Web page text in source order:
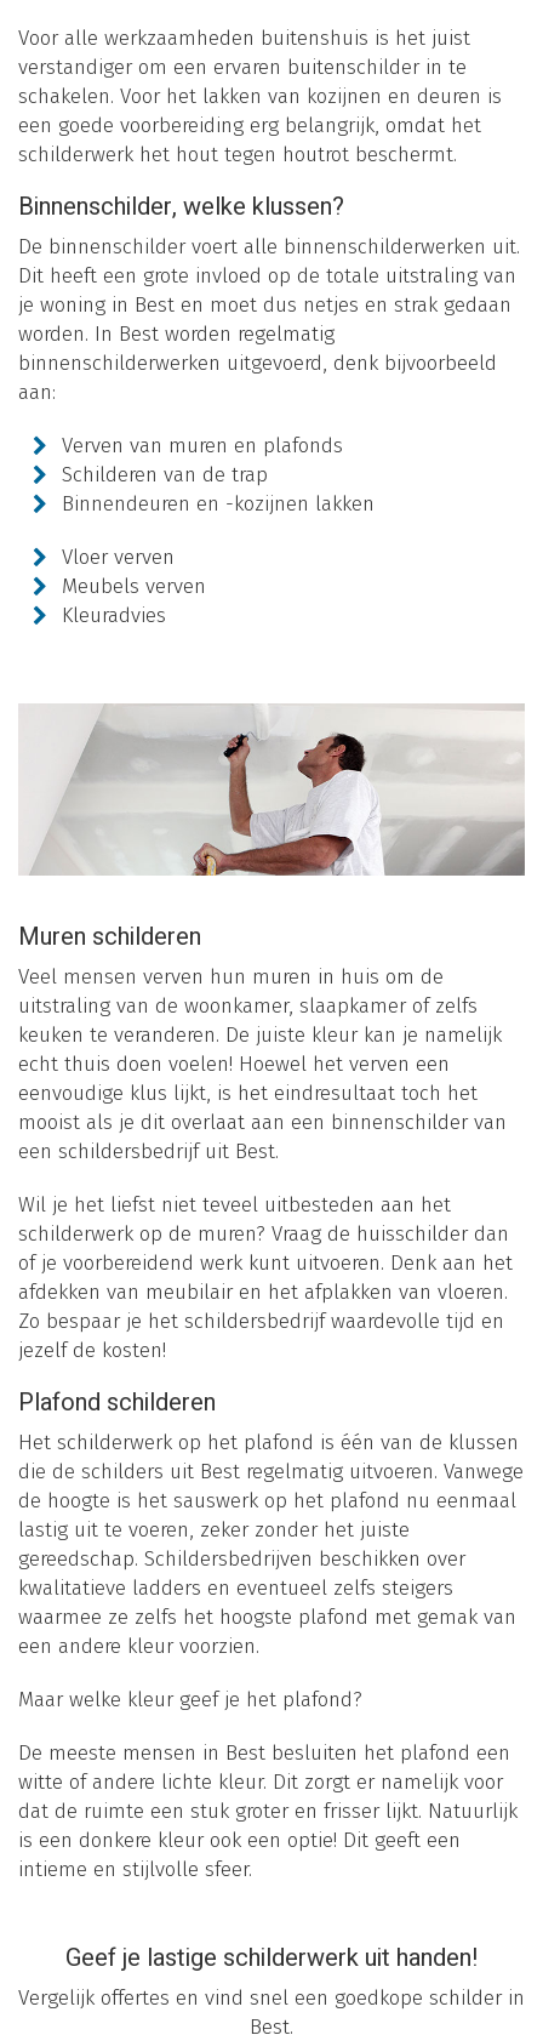
Voor alle werkzaamheden buitenshuis is het juist
verstandiger om een ervaren buitenschilder in te
schakelen. Voor het lakken van kozijnen en deuren is
een goede voorbereiding erg belangrijk, omdat het
schilderwerk het hout tegen houtrot beschermt.
Binnenschilder, welke klussen?
De binnenschilder voert alle binnenschilderwerken uit.
Dit heeft een grote invloed op de totale uitstraling van
je woning in Best en moet dus netjes en strak gedaan
worden. In Best worden regelmatig
binnenschilderwerken uitgevoerd, denk bijvoorbeeld
aan:
Verven van muren en plafonds
Schilderen van de trap
Binnendeuren en -kozijnen lakken
Vloer verven
Meubels verven
Kleuradvies
Muren schilderen
Veel mensen verven hun muren in huis om de
uitstraling van de woonkamer, slaapkamer of zelfs
keuken te veranderen. De juiste kleur kan je namelijk
echt thuis doen voelen! Hoewel het verven een
eenvoudige klus lijkt, is het eindresultaat toch het
mooist als je dit overlaat aan een binnenschilder van
een schildersbedrijf uit Best.
Wil je het liefst niet teveel uitbesteden aan het
schilderwerk op de muren? Vraag de huisschilder dan
of je voorbereidend werk kunt uitvoeren. Denk aan het
afdekken van meubilair en het afplakken van vloeren.
Zo bespaar je het schildersbedrijf waardevolle tijd en
jezelf de kosten!
Plafond schilderen
Het schilderwerk op het plafond is één van de klussen
die de schilders uit Best regelmatig uitvoeren. Vanwege
de hoogte is het sauswerk op het plafond nu eenmaal
lastig uit te voeren, zeker zonder het juiste
gereedschap. Schildersbedrijven beschikken over
kwalitatieve ladders en eventueel zelfs steigers
waarmee ze zelfs het hoogste plafond met gemak van
een andere kleur voorzien.
Maar welke kleur geef je het plafond?
De meeste mensen in Best besluiten het plafond een
witte of andere lichte kleur. Dit zorgt er namelijk voor
dat de ruimte een stuk groter en frisser lijkt. Natuurlijk
is een donkere kleur ook een optie! Dit geeft een
intieme en stijlvolle sfeer.
Geef je lastige schilderwerk uit handen!
Vergelijk offertes en vind snel een goedkope schilder in
Best.